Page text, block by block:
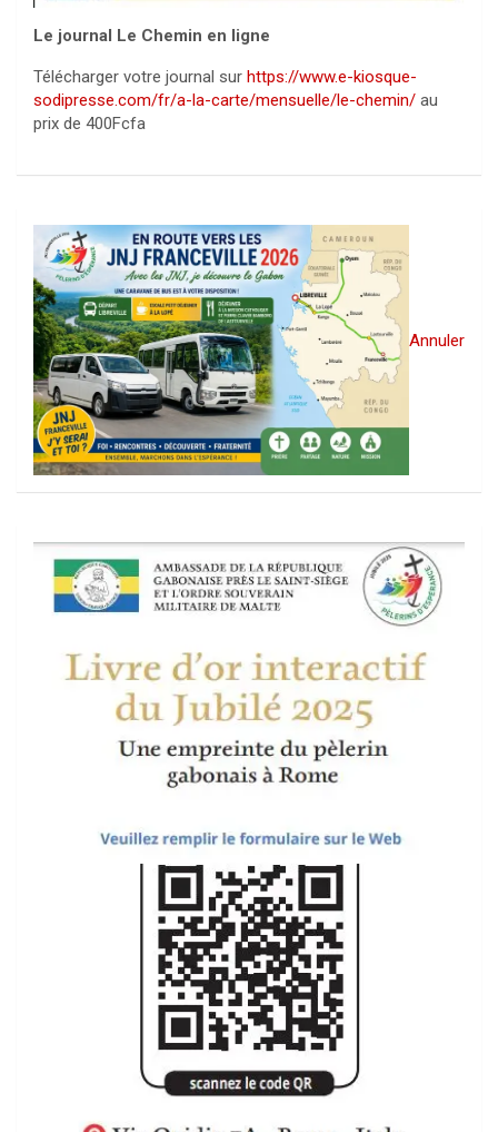
Le journal Le Chemin en ligne
Télécharger votre journal sur https://www.e-kiosque-
sodipresse.com/fr/a-la-carte/mensuelle/le-chemin/ au
prix de 400Fcfa
Annuler